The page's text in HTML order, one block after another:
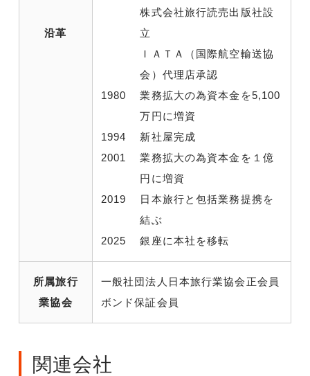
沿革
株式会社旅行読売出版社設
立
ＩＡＴＡ（国際航空輸送協
会）代理店承認
1980
業務拡大の為資本金を5,100
万円に増資
1994
新社屋完成
2001
業務拡大の為資本金を１億
円に増資
2019
日本旅行と包括業務提携を
結ぶ
2025
銀座に本社を移転
所属旅行
業協会
一般社団法人日本旅行業協会正会員
ボンド保証会員
関連会社